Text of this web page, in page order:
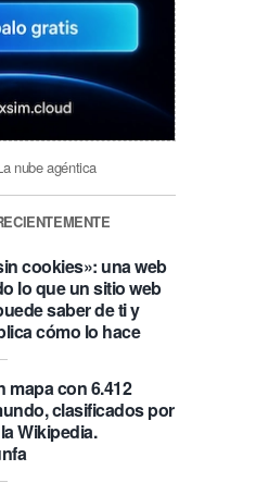
nube agéntica
cookies»: una web
lo que un sitio web
saber de ti y
cómo lo hace
mapa con 6.412
clasificados por
Wikipedia.